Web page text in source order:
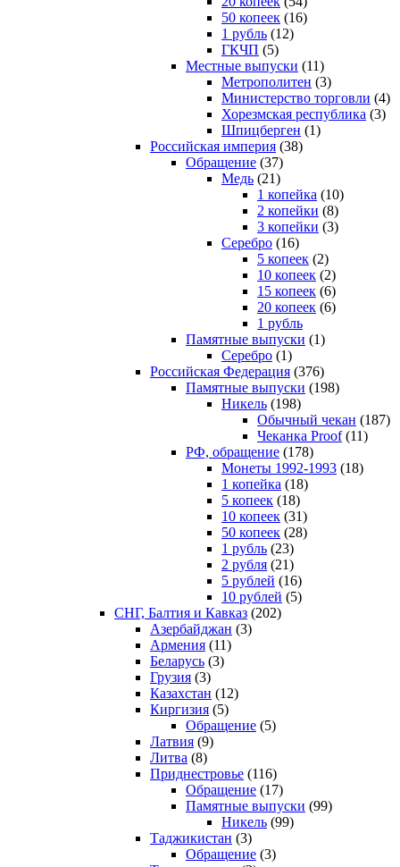
50 копеек (16)
1 рубль (12)
ГКЧП (5)
Местные выпуски (11)
Метрополитен (3)
Министерство торговли (4)
Хорезмская республика (3)
Шпицберген (1)
Российская империя (38)
Обращение (37)
Медь (21)
1 копейка (10)
2 копейки (8)
3 копейки (3)
Серебро (16)
5 копеек (2)
10 копеек (2)
15 копеек (6)
20 копеек (6)
1 рубль
Памятные выпуски (1)
Серебро (1)
Российская Федерация (376)
Памятные выпуски (198)
Никель (198)
Обычный чекан (187)
Чеканка Proof(11)
РФ, обращение (178)
Монеты 1992-1993 (18)
1 копейка (18)
5 копеек (18)
10 копеек (31)
50 копеек (28)
1 рубль (23)
2 рубля (21)
5 рублей (16)
10 рублей (5)
СНГ, Балтия и Кавказ (202)
Азербайджан (3)
Армения (11)
Беларусь (3)
Грузия (3)
Казахстан (12)
Киргизия (5)
Обращение (5)
Латвия (9)
Литва (8)
Приднестровье (116)
Обращение (17)
Памятные выпуски (99)
Никель (99)
Таджикистан (3)
Обращение (3)